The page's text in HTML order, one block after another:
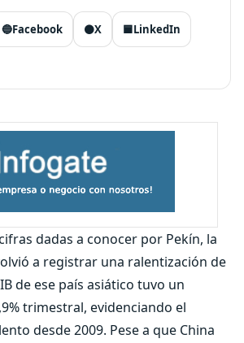
🔵Facebook ⚫X 🟦LinkedIn
dadas a conocer por Pekín, la
a registrar una ralentización de
de ese país asiático tuvo un
trimestral, evidenciando el
desde 2009. Pese a que China